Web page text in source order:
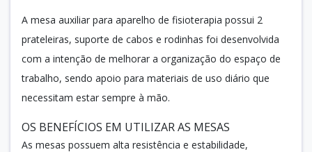
A mesa auxiliar para aparelho de fisioterapia possui 2
prateleiras, suporte de cabos e rodinhas foi desenvolvida
com a intenção de melhorar a organização do espaço de
trabalho, sendo apoio para materiais de uso diário que
necessitam estar sempre à mão.
OS BENEFÍCIOS EM UTILIZAR AS MESAS
As mesas possuem alta resistência e estabilidade,